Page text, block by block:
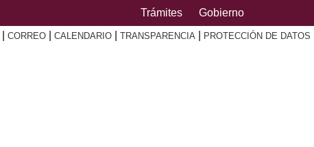
Trámites Gobierno
CORREO CALENDARIO TRANSPARENCIA PROTECCIÓN DE DATOS